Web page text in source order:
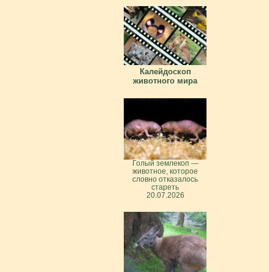
Калейдоскоп
животного мира
Голый землекоп —
животное, которое
словно отказалось
стареть
20.07.2026